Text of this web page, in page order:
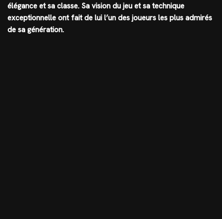
élégance et sa classe. Sa vision du jeu et sa technique
exceptionnelle ont fait de lui l’un des joueurs les plus admirés
de sa génération.